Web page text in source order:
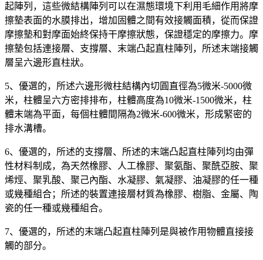
起陣列，這些微結構陣列可以在濕態環境下利用毛細作用將摩
擦墊表面的水膜排出，增加固體之間有效接觸面積，從而保證
摩擦墊和對摩面始終保持干摩擦狀態，保證穩定的摩擦力。摩
擦墊包括連接層、支撐層、末端凸起直柱陣列，所述末端接觸
層呈六邊形直柱狀。
5、優選的，所述六邊形微柱結構內切圓直徑為5微米-5000微
米，柱體呈六方密排排布，柱體高度為10微米-1500微米，柱
體末端為平面，每個柱體間隔為2微米-600微米，形成緊密的
排水溝槽。
6、優選的，所述的支撐層、所述的末端凸起直柱陣列均由彈
性材料制成，為天然橡膠、人工橡膠、聚氨酯、聚酰亞胺、聚
烯烴、聚乳酸、聚己內酯、水凝膠、氣凝膠、油凝膠的任一種
或幾種組合；所述的裝置連接層材質為橡膠、樹脂、金屬、陶
瓷的任一種或幾種組合。
7、優選的，所述的末端凸起直柱陣列是與被作用物體直接接
觸的部分。